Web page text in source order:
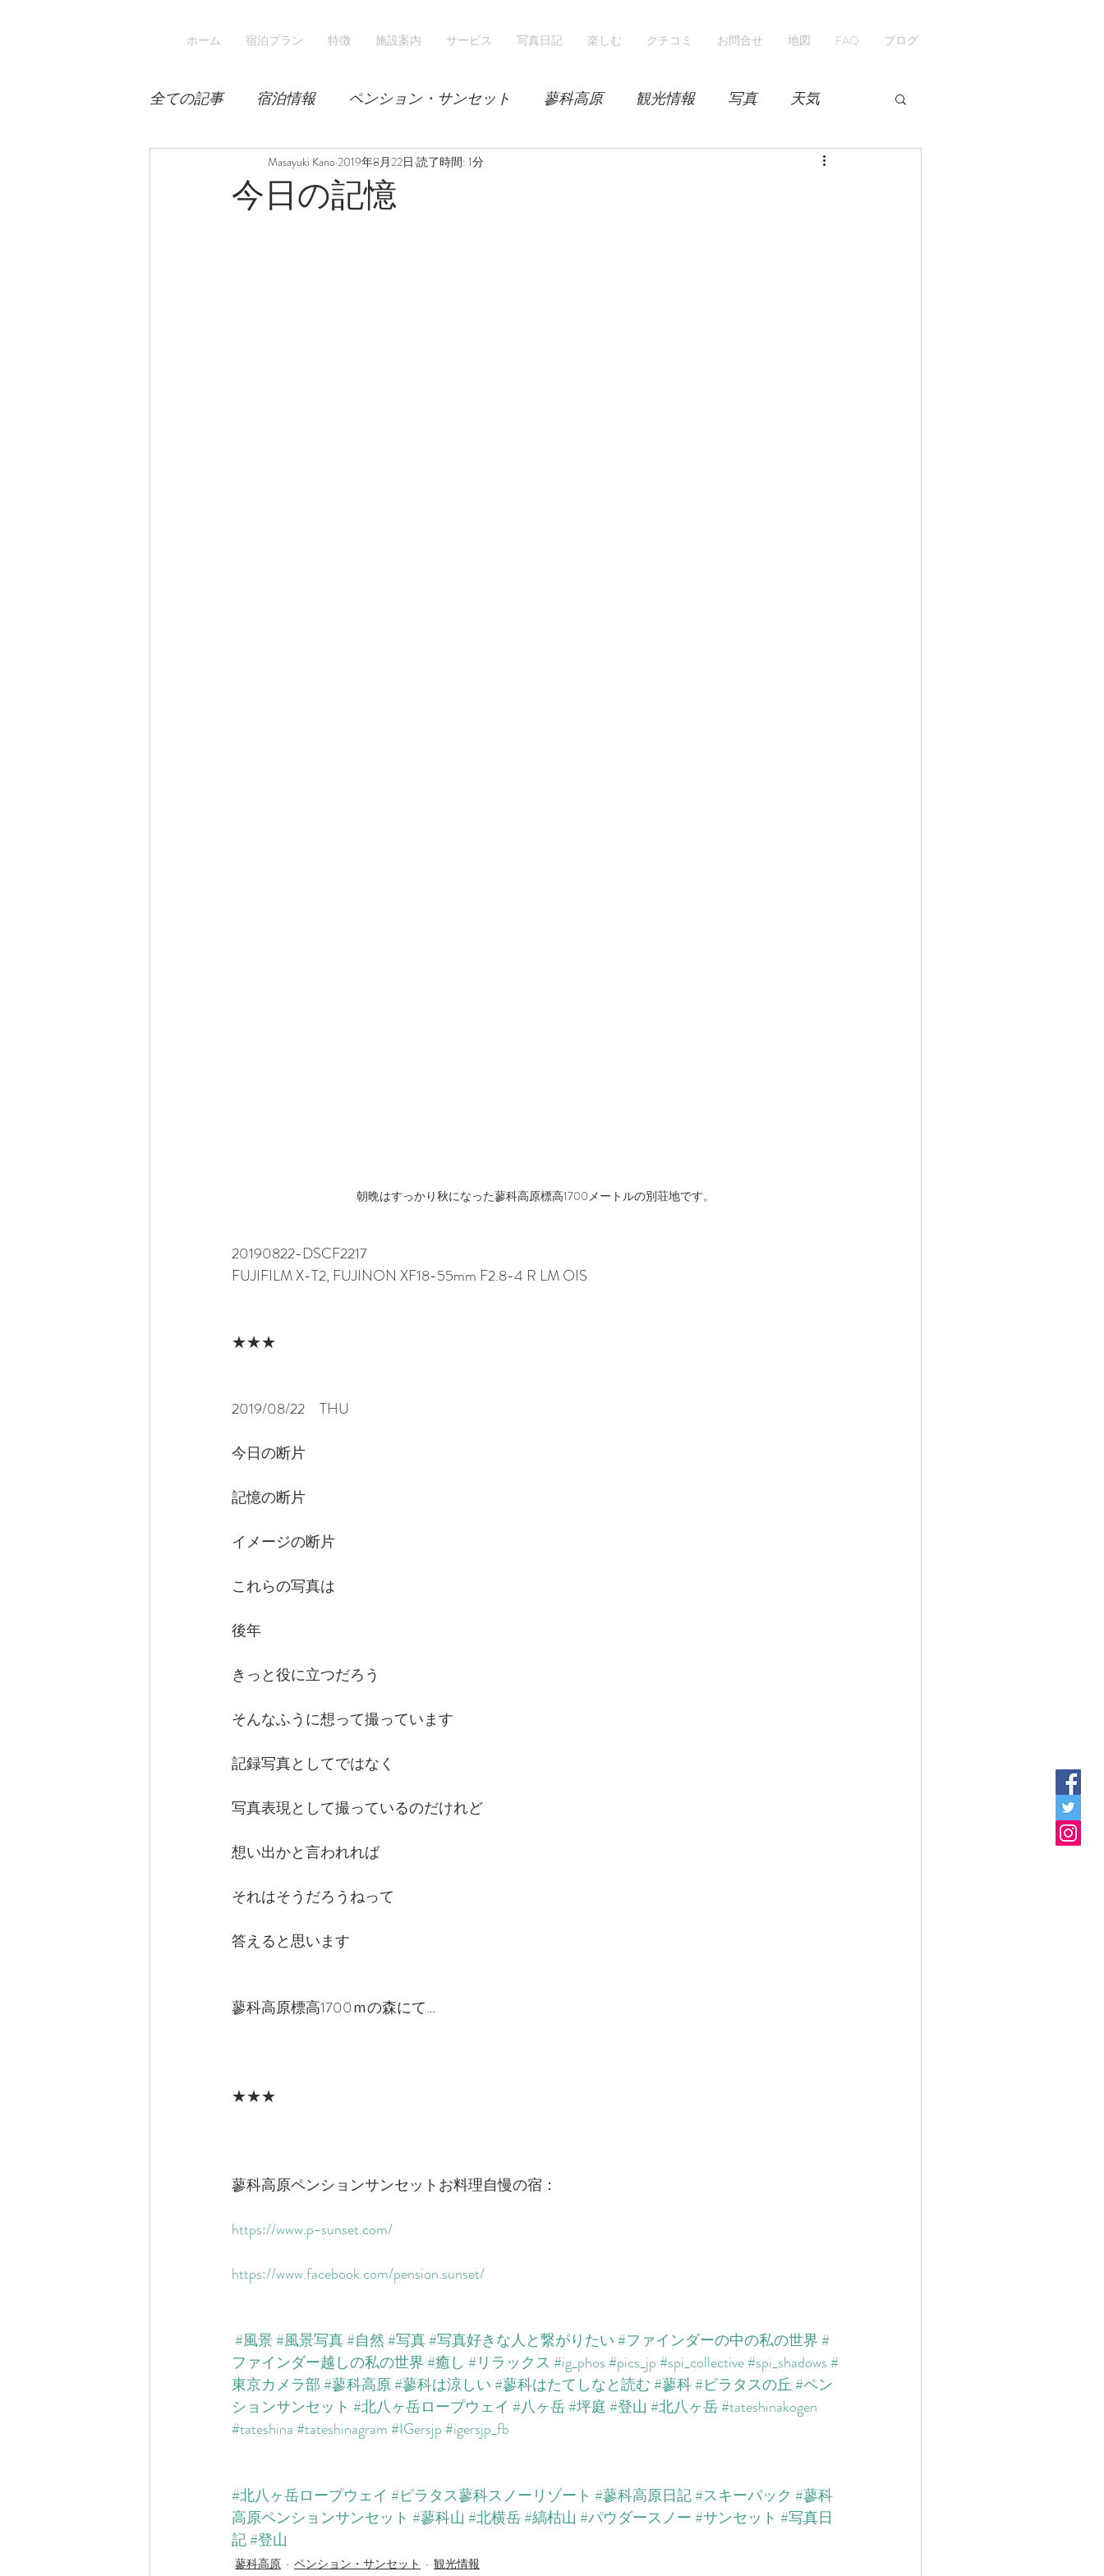
ホーム 宿泊プラン 特徴 施設案内 サービス 写真日記 楽しむ クチコミ お問合せ 地図 FAQ ブログ
全ての記事 宿泊情報 ペンション・サンセット 蓼科高原 観光情報 写真 天気
宿泊 気候 レンゲツツジ 紅葉
今日の記憶
Masayuki Kano 2019年8月22日 読了時間: 1分
朝晩はすっかり秋になった蓼科高原標高1700メートルの別荘地です。
20190822-DSCF2217
FUJIFILM X-T2, FUJINON XF18-55mm F2.8-4 R LM OIS
★★★
2019/08/22　THU
今日の断片
記憶の断片
イメージの断片
これらの写真は
後年
きっと役に立つだろう
そんなふうに想って撮っています
記録写真としてではなく
写真表現として撮っているのだけれど
想い出かと言われれば
それはそうだろうねって
答えると思います
蓼科高原標高1700ｍの森にて…
★★★
蓼科高原ペンションサンセットお料理自慢の宿：
https://www.p-sunset.com/​​
https://www.facebook.com/pension.sunset/​
#風景#風景写真#自然#写真#写真好きな人と繋がりたい#ファインダーの中の私の世界#
ファインダー越しの私の世界#癒し #リラックス #ig_phos#pics_jp#spi_collective#spi_shadows#
東京カメラ部#蓼科高原#蓼科は涼しい#蓼科はたてしなと読む#蓼科#ピラタスの丘#ペン
ションサンセット #北八ヶ岳ロープウェイ #八ヶ岳#坪庭#登山 #北八ヶ岳#tateshinakogen
#tateshina#tateshinagram#IGersjp#igersjp_fb
#北八ヶ岳ロープウェイ #ピラタス蓼科スノーリゾート #蓼科高原日記#スキーパック #蓼科
高原ペンションサンセット #蓼科山 #北横岳#縞枯山 #パウダースノー#サンセット #写真日
記#登山
蓼科高原 ペンション・サンセット 観光情報